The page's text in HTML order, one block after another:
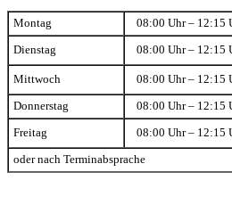
Montag 08:00 Uhr – 12:15
Dienstag 08:00 Uhr – 12:15
Mittwoch 08:00 Uhr – 12:15
Donnerstag 08:00 Uhr – 12:15
Freitag 08:00 Uhr – 12:15
oder nach Terminabsprache